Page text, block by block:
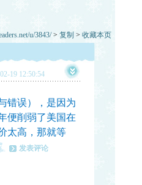
u/3843/> 复制 > 收藏本页
19 12:50:54
错误），是因为
便削弱了美国在
太高，那就等
发表评论